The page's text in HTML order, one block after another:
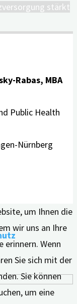
stärkt
Rabas, MBA
Public Health
Nürnberg
um Ihnen die
wir uns an Ihre
erinnern. Wenn
Sie sich mit der
Sie können
um eine